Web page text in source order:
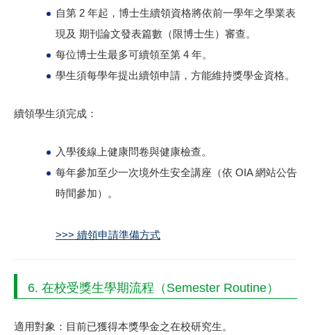
自第 2 年起，博士生續領資格將依前一學年之學業表
現 及 期刊論文發表篇數 （限博士生）審查。
每位博士生最多可續領至第 4 年。
學生須每學年提出續領申請，方能維持獎學金資格。
續領學生須完成：
入學後線上健康問卷與健康檢查。
每年參加至少一次境外生安全講座（依 OIA 網站公告
時間參加）。
>>> 續領申請準備方式
6. 在校受獎生學期流程（Semester Routine）
適用對象：目前已獲得本獎學金之在校研究生。